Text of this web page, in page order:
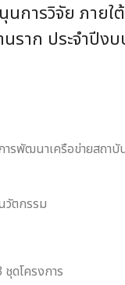
การวิจัย ภาย
ราก ประจำปีง
รพัฒนาเครือข่ายสถ
วัตกรรม
ดโครงการ